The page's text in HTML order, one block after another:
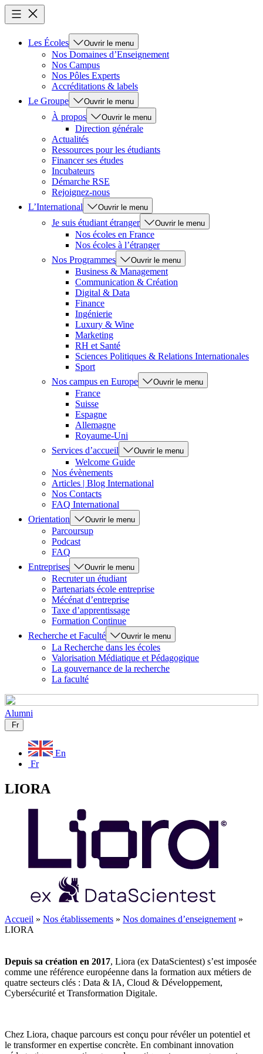
Les Écoles Ouvrir le menu
Nos Domaines d’Enseignement
Nos Campus
Nos Pôles Experts
Accréditations & labels
Le Groupe
Ouvrir le menu
À propos Ouvrir le menu
Direction générale
Actualités
Ressources pour les étudiants
Financer ses études
Incubateurs
Démarche RSE
Rejoignez-nous
L’International
Ouvrir le menu
Je suis étudiant étranger Ouvrir le menu
Nos écoles en France
Nos écoles à l’étranger
Nos Programmes
Ouvrir le menu
Business & Management
Communication & Création
Digital & Data
Finance
Ingénierie
Luxury & Wine
Marketing
RH et Santé
Sciences Politiques & Relations Internationales
Sport
Nos campus en Europe
Ouvrir le menu
France
Suisse
Espagne
Allemagne
Royaume-Uni
Services d’accueil
Ouvrir le menu
Welcome Guide
Nos évènements
Articles | Blog International
Nos Contacts
FAQ International
Orientation
Ouvrir le menu
Parcoursup
Podcast
FAQ
Entreprises
Ouvrir le menu
Recruter un étudiant
Partenariats école entreprise
Mécénat d’entreprise
Taxe d’apprentissage
Formation Continue
Recherche et Faculté
Ouvrir le menu
La Recherche dans les écoles
Valorisation Médiatique et Pédagogique
La gouvernance de la recherche
La faculté
Alumni
Fr
En
Fr
LIORA
Accueil » Nos établissements » Nos domaines d’enseignement »
LIORA
Depuis sa création en 2017, Liora (ex DataScientest) s’est imposée
comme une référence européenne dans la formation aux métiers de
quatre secteurs clés : Data & IA, Cloud & Développement,
Cybersécurité et Transformation Digitale.
Chez Liora, chaque parcours est conçu pour révéler un potentiel et
le transformer en expertise concrète. En combinant innovation